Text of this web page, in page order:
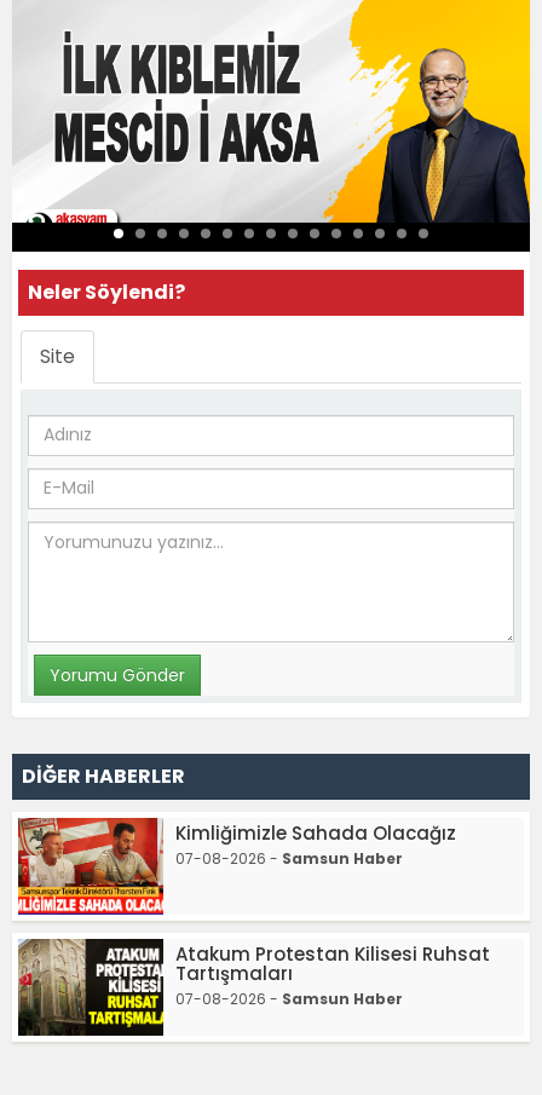
Neler Söylendi?
Site
DİĞER HABERLER
Kimliğimizle Sahada Olacağız
07-08-2026 - Samsun Haber
Atakum Protestan Kilisesi Ruhsat
Tartışmaları
07-08-2026 - Samsun Haber